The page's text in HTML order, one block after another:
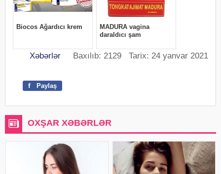
Xəbərlər Baxılıb: 2129 Tarix: 24 yanvar 2021
f Paylaş
OXŞAR XƏBƏRLƏR